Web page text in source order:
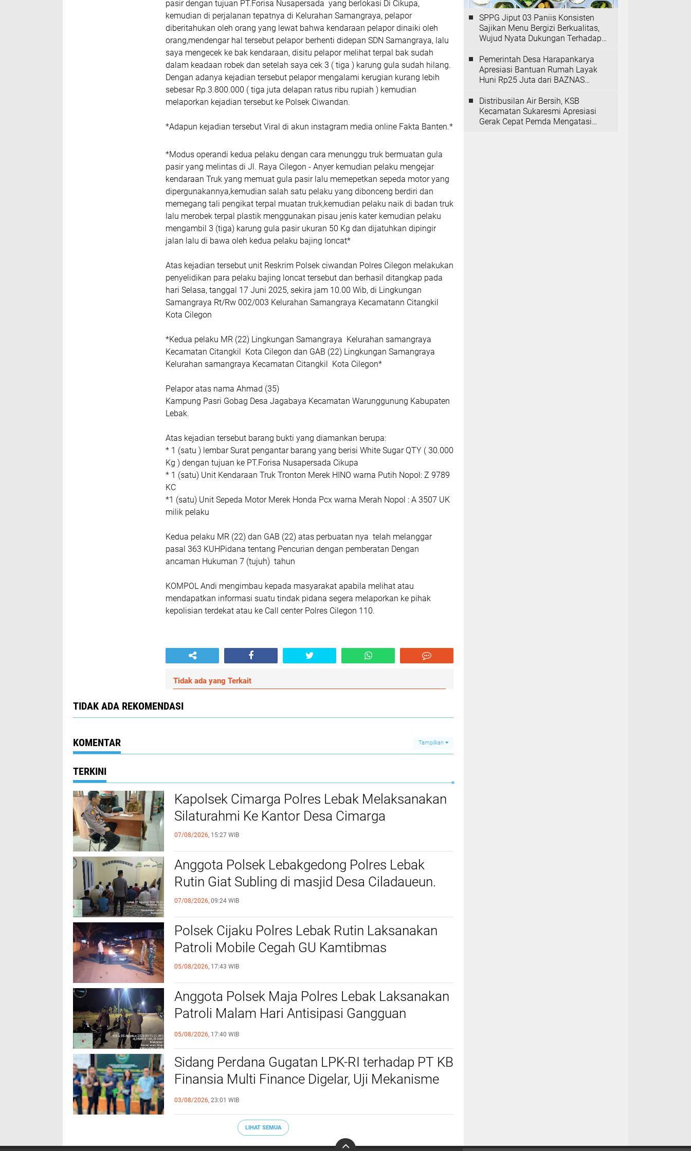
pasir dengan tujuan PT.Forisa Nusapersada yang berlokasi Di Cikupa,
kemudian di perjalanan tepatnya di Kelurahan Samangraya, pelapor
diberitahukan oleh orang yang lewat bahwa kendaraan pelapor dinaiki oleh
orang,mendengar hal tersebut pelapor berhenti didepan SDN Samangraya, lalu
saya mengecek ke bak kendaraan, disitu pelapor melihat terpal bak sudah
dalam keadaan robek dan setelah saya cek 3 ( tiga ) karung gula sudah hilang.
Dengan adanya kejadian tersebut pelapor mengalami kerugian kurang lebih
sebesar Rp.3.800.000 ( tiga juta delapan ratus ribu rupiah ) kemudian
melaporkan kejadian tersebut ke Polsek Ciwandan.
*Adapun kejadian tersebut Viral di akun instagram media online Fakta Banten.*
*Modus operandi kedua pelaku dengan cara menunggu truk bermuatan gula
pasir yang melintas di Jl. Raya Cilegon - Anyer kemudian pelaku mengejar
kendaraan Truk yang memuat gula pasir lalu memepetkan sepeda motor yang
dipergunakannya,kemudian salah satu pelaku yang dibonceng berdiri dan
memegang tali pengikat terpal muatan truk,kemudian pelaku naik di badan truk
lalu merobek terpal plastik menggunakan pisau jenis kater kemudian pelaku
mengambil 3 (tiga) karung gula pasir ukuran 50 Kg dan dijatuhkan dipingir
jalan lalu di bawa oleh kedua pelaku bajing loncat*
Atas kejadian tersebut unit Reskrim Polsek ciwandan Polres Cilegon melakukan
penyelidikan para pelaku bajing loncat tersebut dan berhasil ditangkap pada
hari Selasa, tanggal 17 Juni 2025, sekira jam 10.00 Wib, di Lingkungan
Samangraya Rt/Rw 002/003 Kelurahan Samangraya Kecamatann Citangkil
Kota Cilegon
*Kedua pelaku MR (22) Lingkungan Samangraya Kelurahan samangraya
Kecamatan Citangkil Kota Cilegon dan GAB (22) Lingkungan Samangraya
Kelurahan samangraya Kecamatan Citangkil Kota Cilegon*
Pelapor atas nama Ahmad (35)
Kampung Pasri Gobag Desa Jagabaya Kecamatan Warunggunung Kabupaten
Lebak.
Atas kejadian tersebut barang bukti yang diamankan berupa:
* 1 (satu ) lembar Surat pengantar barang yang berisi White Sugar QTY ( 30.000
Kg ) dengan tujuan ke PT.Forisa Nusapersada Cikupa
* 1 (satu) Unit Kendaraan Truk Tronton Merek HINO warna Putih Nopol: Z 9789
KC
*1 (satu) Unit Sepeda Motor Merek Honda Pcx warna Merah Nopol : A 3507 UK
milik pelaku
Kedua pelaku MR (22) dan GAB (22) atas perbuatan nya telah melanggar
pasal 363 KUHPidana tentang Pencurian dengan pemberatan Dengan
ancaman Hukuman 7 (tujuh) tahun
KOMPOL Andi mengimbau kepada masyarakat apabila melihat atau
mendapatkan informasi suatu tindak pidana segera melaporkan ke pihak
kepolisian terdekat atau ke Call center Polres Cilegon 110.
Tidak ada yang Terkait
TIDAK ADA REKOMENDASI
KOMENTAR Tampilkan
TERKINI
Kapolsek Cimarga Polres Lebak Melaksanakan
Silaturahmi Ke Kantor Desa Cimarga
07/08/2026, 15:27 WIB
Anggota Polsek Lebakgedong Polres Lebak
Rutin Giat Subling di masjid Desa Ciladaueun.
07/08/2026, 09:24 WIB
Polsek Cijaku Polres Lebak Rutin Laksanakan
Patroli Mobile Cegah GU Kamtibmas
05/08/2026, 17:43 WIB
Anggota Polsek Maja Polres Lebak Laksanakan
Patroli Malam Hari Antisipasi Gangguan
Kamtibmas
05/08/2026, 17:40 WIB
Sidang Perdana Gugatan LPK-RI terhadap PT KB
Finansia Multi Finance Digelar, Uji Mekanisme
Jaminan Fidusia Jadi Sorotan
03/08/2026, 23:01 WIB
LIHAT SEMUA
SPPG Jiput 03 Paniis Konsisten
Sajikan Menu Bergizi Berkualitas,
Wujud Nyata Dukungan Terhadap
Pemerintah Desa Harapankarya
Apresiasi Bantuan Rumah Layak
Huni Rp25 Juta dari BAZNAS
Distribusilan Air Bersih, KSB
Kecamatan Sukaresmi Apresiasi
Gerak Cepat Pemda Mengatasi